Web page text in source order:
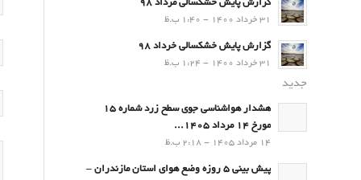
گزارش پایش خشکسالی مرداد 98
31 خرداد 1400 - 1:40 ب.ظ
گزارش پایش خشکسالی خرداد 98
31 خرداد 1400 - 1:24 ب.ظ
جدید
هشدار هواشناسی جوی سطح زرد شماره 15
مورخ 14 مرداد 1405...
14 مرداد 1405 - 2:18 ب.ظ
پیش بینی 5 روزه وضع هوای استان مازندران –